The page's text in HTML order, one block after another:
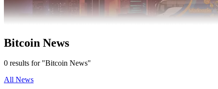
Bitcoin News
0 results for "Bitcoin News"
All News